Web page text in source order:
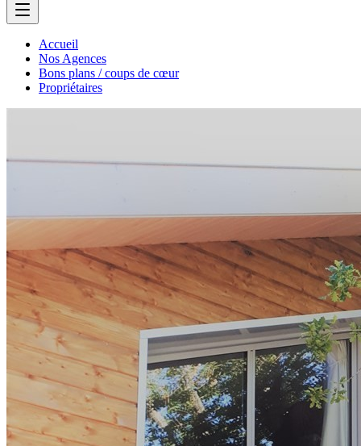
Accueil
Nos Agences
Bons plans / coups de cœur
Propriétaires